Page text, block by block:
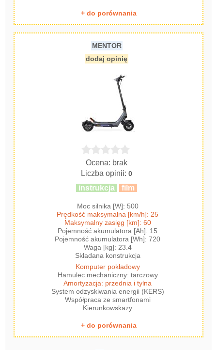
+ do porównania
MENTOR
dodaj opinię
Ocena: brak
Liczba opinii:0
instrukcja film
Moc silnika [W]: 500
Prędkość maksymalna [km/h]: 25
Maksymalny zasięg [km]: 60
Pojemność akumulatora [Ah]: 15
Pojemność akumulatora [Wh]: 720
Waga [kg]: 23.4
Składana konstrukcja
Komputer pokładowy
Hamulec mechaniczny: tarczowy
Amortyzacja: przednia i tylna
System odzyskiwania energii (KERS)
Współpraca ze smartfonami
Kierunkowskazy
+ do porównania